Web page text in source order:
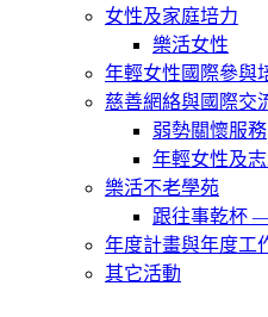
女性及家庭培力
樂活女性
年輕女性國際參與
慈善網絡與國際交
弱勢關懷服務
年輕女性及
樂活不老學苑
跟往事乾杯
年度計畫與年度工
其它活動